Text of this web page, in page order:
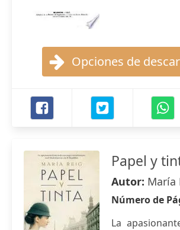
Opciones de
Papel y
Autor: María
Número de
La